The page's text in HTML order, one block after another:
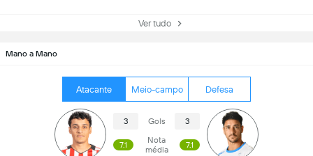
Mano a Mano
Atacante Meio-campo Defesa
3 Gols 3
7.1
Nota
média
7.1
Ver tudo